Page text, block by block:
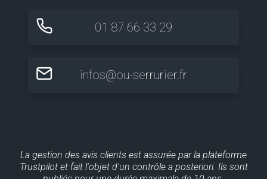
01 87 66 33 29
infos@ou-serrurier.fr
La gestion des avis clients est assurée par la plateforme
Trustpilot et fait l'objet d'un contrôle a posteriori. Ils sont